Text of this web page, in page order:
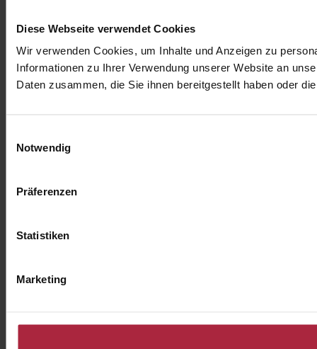
Diese Webseite verwendet Cookies
Wir verwenden Cookies, um Inhalte und Anzeigen zu
Informationen zu Ihrer Verwendung unserer Website an
Daten zusammen, die Sie ihnen bereitgestellt haben oder
Notwendig
Präferenzen
Statistiken
Marketing